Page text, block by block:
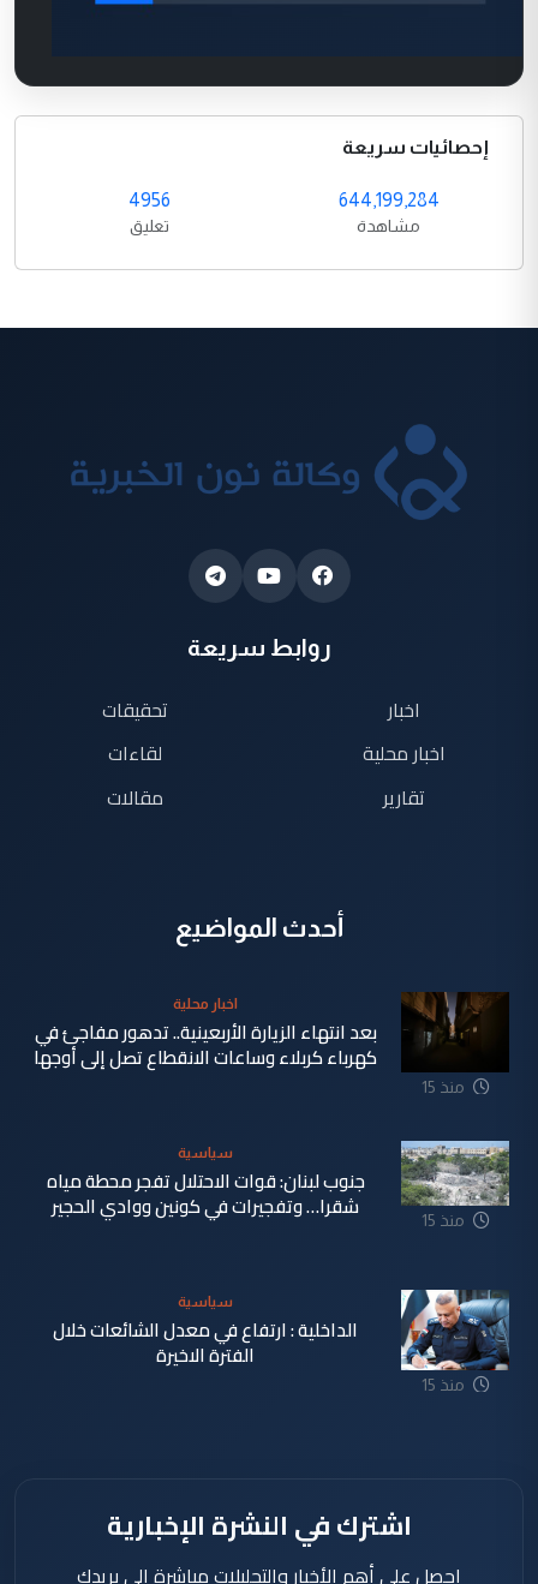
إحصائيات سريعة
644,199,284
مشاهدة
4956
تعليق
روابط سريعة
اخبار
اخبار محلية
تقارير
تحقيقات
لقاءات
مقالات
أحدث المواضيع
منذ 15
اخبار محلية
بعد انتهاء الزيارة الأربعينية.. تدهور مفاجئ في
كهرباء كربلاء وساعات الانقطاع تصل إلى أوجها
منذ 15
سياسية
جنوب لبنان: قوات الاحتلال تفجر محطة مياه
شقرا… وتفجيرات في كونين ووادي الحجير
منذ 15
سياسية
الداخلية : ارتفاع في معدل الشائعات خلال
الفترة الاخيرة
اشترك في النشرة الإخبارية
احصل على أهم الأخبار والتحليلات مباشرة إلى بريدك